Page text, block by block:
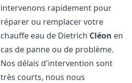
intervenons rapidement pour
réparer ou remplacer votre
chauffe eau de Dietrich Cléon en
cas de panne ou de problème.
Nos délais d'intervention sont
très courts, nous nous